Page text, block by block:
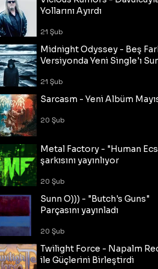
Yollarını Ayırdı
21 Şub
Midnight Odyssey - Beş
Versiyonda Yeni Single'ı
21 Şub
Sarcasm - Yeni Albüm
20 Şub
Metal Factory - "Human
şarkısını yayınlıyor
20 Şub
Sunn O))) - "Butch's Guns"
Parçasını yayınladı
20 Şub
Twilight Force - Napalm
ile Güçlerini Birleştirdi